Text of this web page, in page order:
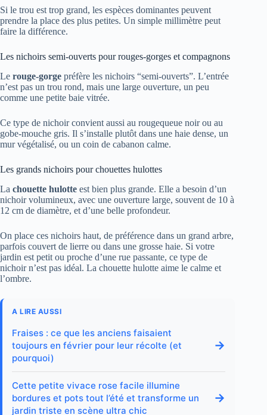
Si le trou est trop grand, les espèces dominantes peuvent
prendre la place des plus petites. Un simple millimètre peut
faire la différence.
Les nichoirs semi-ouverts pour rouges-gorges et compagnons
Le rouge-gorge préfère les nichoirs “semi-ouverts”. L’entrée
n’est pas un trou rond, mais une large ouverture, un peu
comme une petite baie vitrée.
Ce type de nichoir convient aussi au rougequeue noir ou au
gobe-mouche gris. Il s’installe plutôt dans une haie dense, un
mur végétalisé, ou un coin de cabanon calme.
Les grands nichoirs pour chouettes hulottes
La chouette hulotte est bien plus grande. Elle a besoin d’un
nichoir volumineux, avec une ouverture large, souvent de 10 à
12 cm de diamètre, et d’une belle profondeur.
On place ces nichoirs haut, de préférence dans un grand arbre,
parfois couvert de lierre ou dans une grosse haie. Si votre
jardin est petit ou proche d’une rue passante, ce type de
nichoir n’est pas idéal. La chouette hulotte aime le calme et
l’ombre.
A LIRE AUSSI
Fraises : ce que les anciens faisaient
toujours en février pour leur récolte (et
pourquoi)
→
Cette petite vivace rose facile illumine
bordures et pots tout l’été et transforme un
jardin triste en scène ultra chic
→